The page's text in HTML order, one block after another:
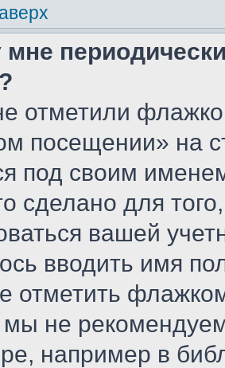
отметили
посещении» на
под своим
сделано для
вашей
вводить имя
отметить
мы не
например в